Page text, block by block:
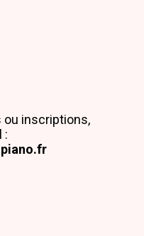
ou inscriptions,
: